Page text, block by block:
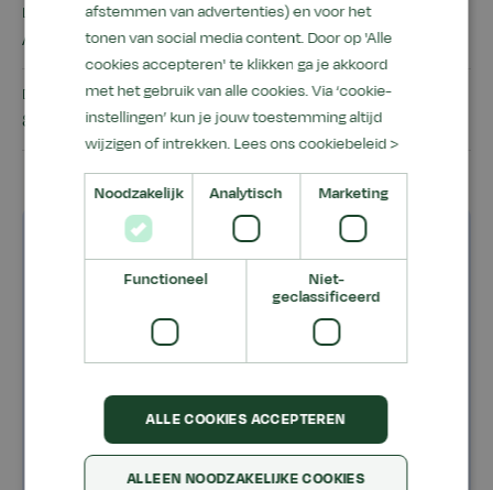
Locatie
Aeres MBO Almere
Deelnemers
8 cursisten
Goed om te weten
Voor wie?
Programma
afstemmen van advertenties) en voor het
tonen van social media content. Door op 'Alle
cookies accepteren' te klikken ga je akkoord
met het gebruik van alle cookies. Via ‘cookie-
instellingen’ kun je jouw toestemming altijd
wijzigen of intrekken. Lees ons cookiebeleid >
Noodzakelijk Analytisch Marketing
Functioneel
Niet-
geclassificeerd
ALLE COOKIES ACCEPTEREN
ALLEEN NOODZAKELIJKE COOKIES